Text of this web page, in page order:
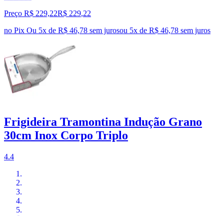
Preço R$ 229,22R$ 229,22
no Pix Ou 5x de R$ 46,78 sem jurosou 5x de R$ 46,78 sem juros
Frigideira Tramontina Indução Grano
30cm Inox Corpo Triplo
4.4